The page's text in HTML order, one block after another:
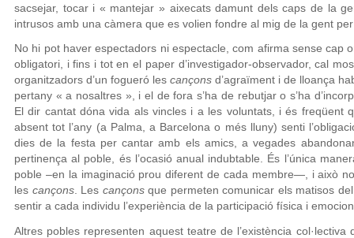
sacsejar, tocar i « mantejar » aixecats damunt dels caps de la
intrusos amb una càmera que es volien fondre al mig de la gent
No hi pot haver espectadors ni espectacle, com afirma sense cap
obligatori, i fins i tot en el paper d’investigador-observador, cal
organitzadors d’un fogueró les cançons d’agraïment i de lloança
pertany « a nosaltres », i el de fora s’ha de rebutjar o s’ha
El dir cantat dóna vida als vincles i a les voluntats, i és freqüent
absent tot l’any (a Palma, a Barcelona o més lluny) senti
dies de la festa per cantar amb els amics, a vegades
pertinença al poble, és l’ocasió anual indubtable. És l’única
poble –en la imaginació prou diferent de cada membre—, i això
les cançons. Les cançonsque permeten comunicar els matisos
sentir a cada individu l’experiència de la participació física i
Altres pobles representen aquest teatre de l’existència